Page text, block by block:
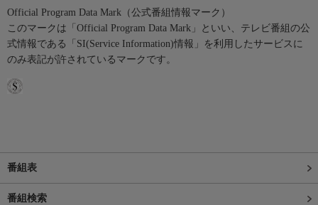
Official Program Data Mark（公式番組情報マーク）
このマークは「Official Program Data Mark」といい、テレビ番組の公
式情報である「SI(Service Information)情報」を利用したサービスに
のみ表記が許されているマークです。
番組表
番組検索